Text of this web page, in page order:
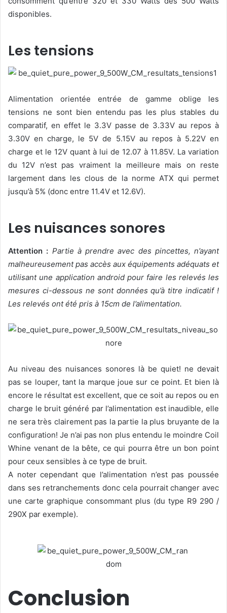
disponibles.
Les tensions
Alimentation orientée entrée de gamme oblige les
tensions ne sont bien entendu pas les plus stables du
comparatif, en effet le 3.3V passe de 3.33V au repos à
3.30V en charge, le 5V de 5.15V au repos à 5.22V en
charge et le 12V quant à lui de 12.07 à 11.85V. La variation
du 12V n’est pas vraiment la meilleure mais on reste
largement dans les clous de la norme ATX qui permet
jusqu’à 5% (donc entre 11.4V et 12.6V).
Les nuisances sonores
Attention : Partie à prendre avec des pincettes, n’ayant
malheureusement pas accès aux équipements adéquats et
utilisant une application android pour faire les relevés les
mesures ci-dessous ne sont données qu’à titre indicatif !
Les relevés ont été pris à 15cm de l’alimentation.
Au niveau des nuisances sonores là be quiet! ne devait
pas se louper, tant la marque joue sur ce point. Et bien là
encore le résultat est excellent, que ce soit au repos ou en
charge le bruit généré par l’alimentation est inaudible, elle
ne sera très clairement pas la partie la plus bruyante de la
configuration! Je n’ai pas non plus entendu le moindre Coil
Whine venant de la bête, ce qui pourra être un bon point
pour ceux sensibles à ce type de bruit.
A noter cependant que l’alimentation n’est pas poussée
dans ses retranchements donc cela pourrait changer avec
une carte graphique consommant plus (du type R9 290 /
290X par exemple).
Conclusion